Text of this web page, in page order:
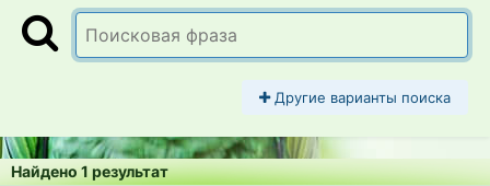
Другие варианты поиска
Найдено 1 результат